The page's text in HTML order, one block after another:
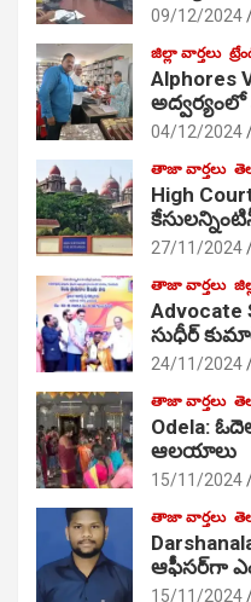
09/12/2024
జిల్లా వార్తలు
Alphores
అద్వర్యంలో
04/12/2024
తాజా వార్తలు
High
27/11/2024
తాజా వార్తలు
సుధీర్
24/11/2024
తాజా వార్తలు
Odela:
ఆల‌యాలు
15/11/2024
తాజా వార్తలు
ఆఫీసర్‌గా
15/11/2024